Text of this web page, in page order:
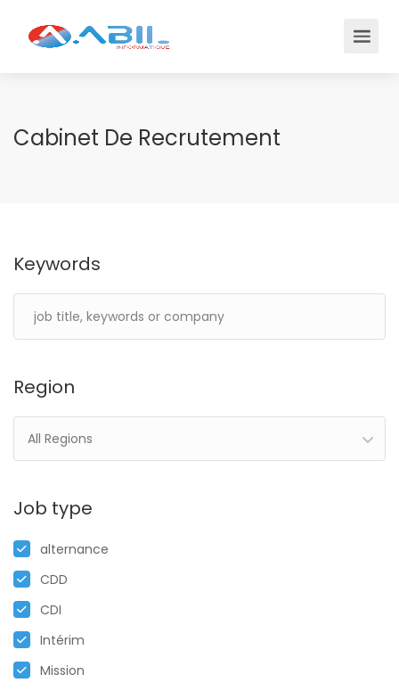
Cabinet De Recrutement
Keywords
Region
All Regions
Job type
alternance
CDD
CDI
Intérim
Mission